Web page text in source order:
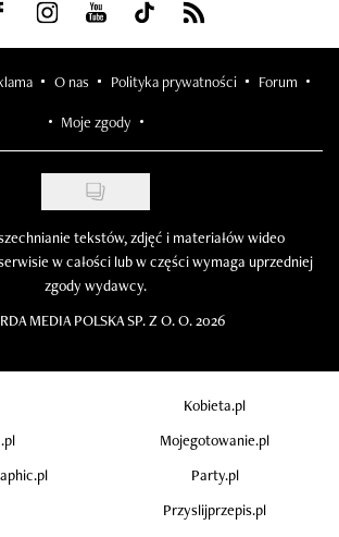
us on Facebook
Visit us on Instagram
Visit us on Youtube
Visit us on Tiktok
Visit us on Rss
O nas Polityka prywatności Forum
Moje zgody
tekstów, zdjęć i materiałów wideo
w całości lub w części wymaga uprzedniej
zgody wydawcy.
MEDIA POLSKA SP. Z O. O. 2026
Kobieta.pl
Mojegotowanie.pl
Party.pl
Przyslijprzepis.pl